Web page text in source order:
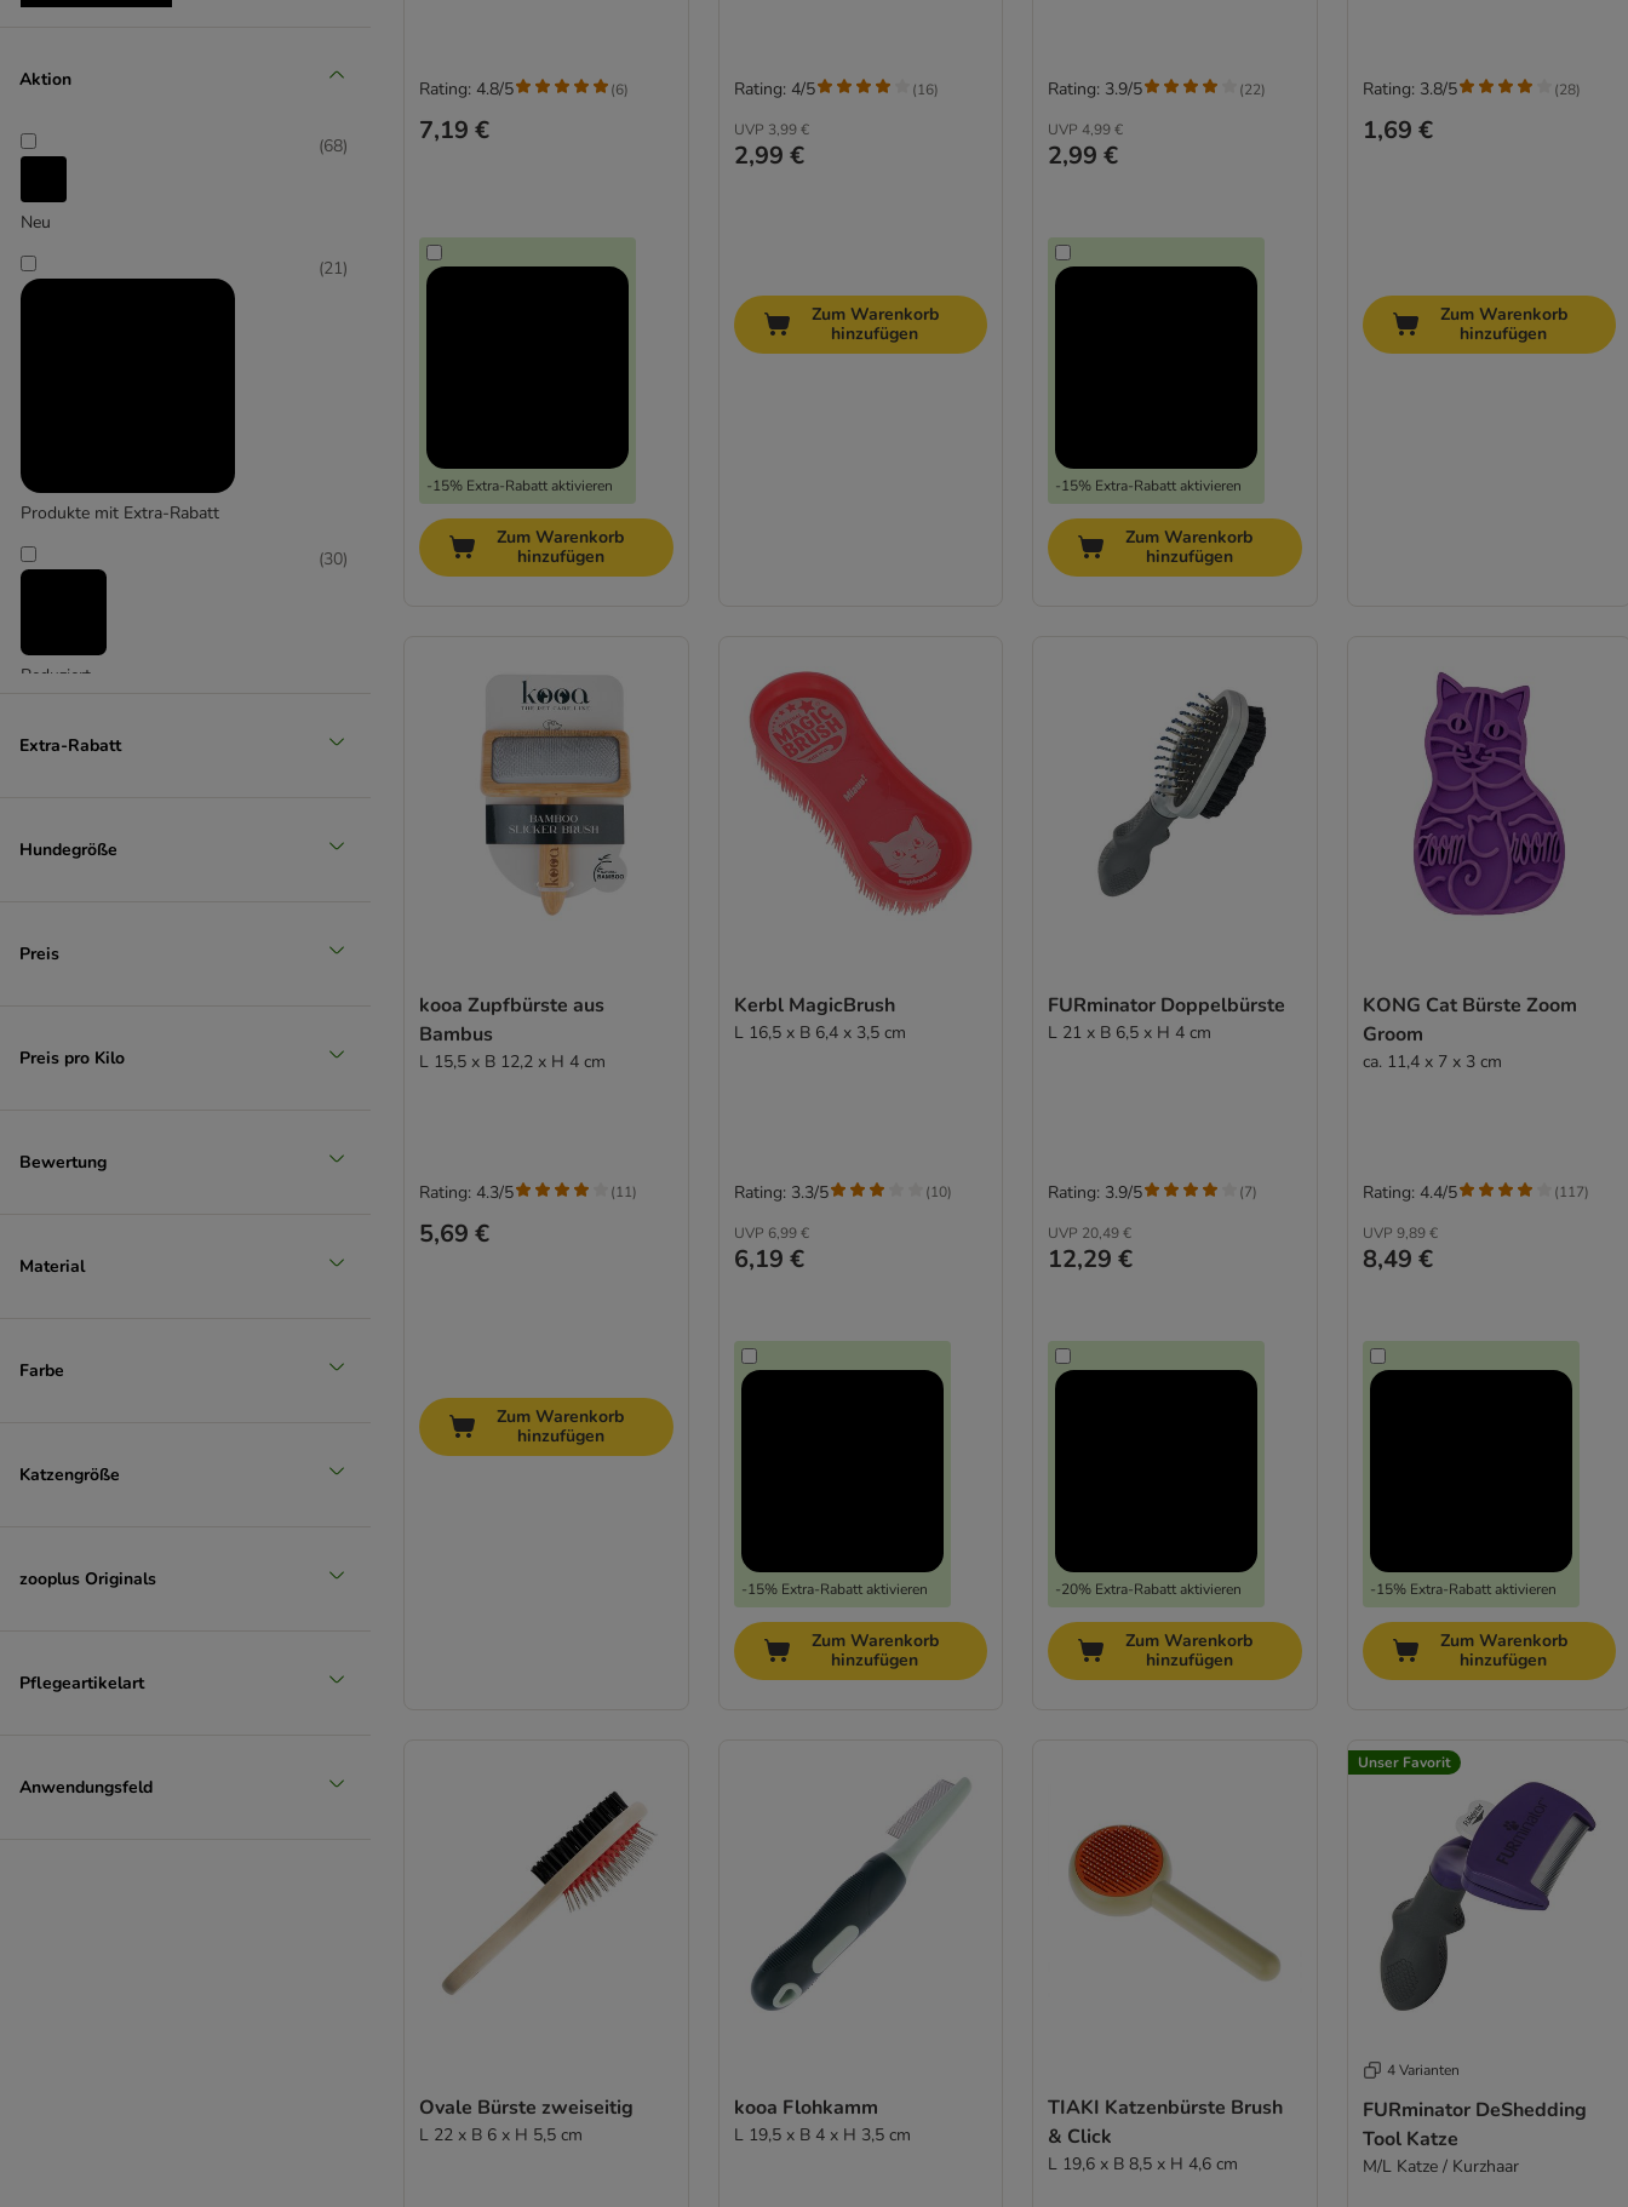
Aktion
Neu
(68)
Produkte mit Extra-Rabatt
(21)
Reduziert
(30)
Extra-Rabatt
Hundegröße
Preis
Preis pro Kilo
Bewertung
Material
Farbe
Katzengröße
zooplus Originals
Pflegeartikelart
Anwendungsfeld
7,19 €
-15% Extra-Rabatt aktivieren
Rating: 4.8/5 (6)
Zum Warenkorb
hinzufügen
UVP 3,99 €
2,99 €
Rating: 4/5 (16)
Zum Warenkorb
hinzufügen
UVP 4,99 €
2,99 €
-15% Extra-Rabatt aktivieren
Rating: 3.9/5 (22)
Zum Warenkorb
hinzufügen
1,69 €
Rating: 3.8/5 (28)
Zum Warenkorb
hinzufügen
kooa Zupfbürste aus
Bambus
L 15,5 x B 12,2 x H 4 cm
5,69 €
Rating: 4.3/5 (11)
Zum Warenkorb
hinzufügen
Kerbl MagicBrush
L 16,5 x B 6,4 x 3,5 cm
UVP 6,99 €
6,19 €
-15% Extra-Rabatt aktivieren
Rating: 3.3/5 (10)
Zum Warenkorb
hinzufügen
FURminator Doppelbürste
L 21 x B 6,5 x H 4 cm
UVP 20,49 €
12,29 €
-20% Extra-Rabatt aktivieren
Rating: 3.9/5 (7)
Zum Warenkorb
hinzufügen
KONG Cat Bürste Zoom
Groom
ca. 11,4 x 7 x 3 cm
UVP 9,89 €
8,49 €
-15% Extra-Rabatt aktivieren
Rating: 4.4/5 (117)
Zum Warenkorb
hinzufügen
Ovale Bürste zweiseitig
L 22 x B 6 x H 5,5 cm
kooa Flohkamm
L 19,5 x B 4 x H 3,5 cm
TIAKI Katzenbürste Brush
& Click
L 19,6 x B 8,5 x H 4,6 cm
Unser Favorit
4 Varianten
FURminator DeShedding
Tool Katze
M/L Katze / Kurzhaar